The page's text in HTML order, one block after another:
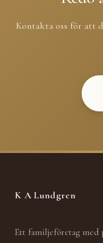
Kontakta oss för att
K A Lundgren
Ett familjeföretag med